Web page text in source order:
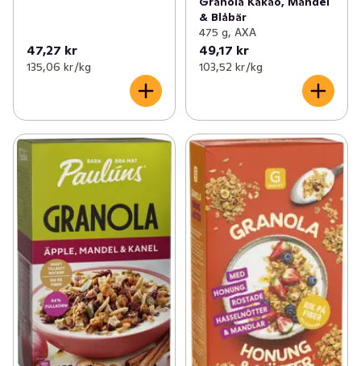
47,27 kr
135,06 kr /kg
& Blåbär
475 g, AXA
49,17 kr
103,52 kr /kg